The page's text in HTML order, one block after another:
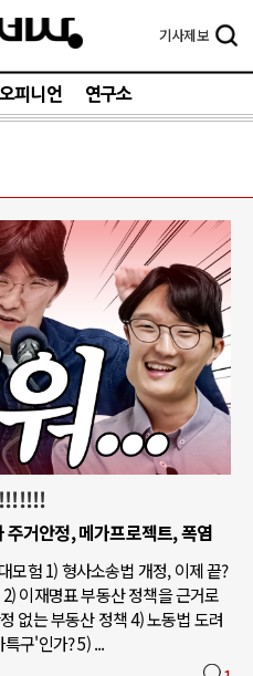
기사제보
오피니언 연구소
!!!!!!!
거안정, 메가프로젝트, 폭염
모험 1) 형사소송법 개정, 이제 끝?
이재명표 부동산 정책을 근거로
없는 부동산 정책 4) 노동법 도려
구'인가? 5) ...